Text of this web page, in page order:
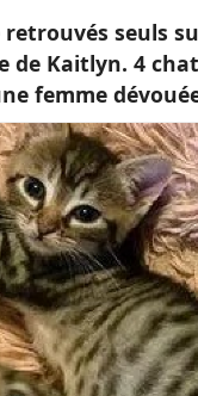
seuls
de Kaitlyn. 4
femme